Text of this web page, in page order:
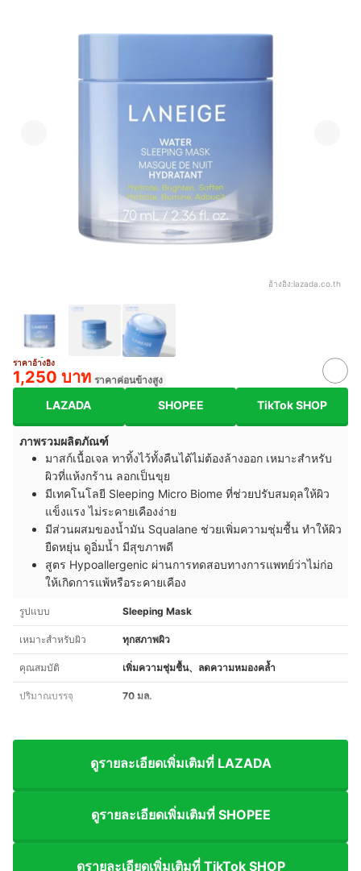
อ้างอิง:lazada.co.th
ราคาอ้างอิง
1,250 บาท ราคาค่อนข้างสูง
LAZADA SHOPEE TikTok SHOP
ภาพรวมผลิตภัณฑ์
มาสก์เนื้อเจล ทาทิ้งไว้ทั้งคืนได้ไม่ต้องล้างออก เหมาะสำหรับ
ผิวที่แห้งกร้าน ลอกเป็นขุย
มีเทคโนโลยี Sleeping Micro Biome ที่ช่วยปรับสมดุลให้ผิว
แข็งแรง ไม่ระคายเคืองง่าย
มีส่วนผสมของน้ำมัน Squalane ช่วยเพิ่มความชุ่มชื้น ทำให้ผิว
ยืดหยุ่น ดูอิ่มน้ำ มีสุขภาพดี
สูตร Hypoallergenic ผ่านการทดสอบทางการแพทย์ว่าไม่ก่อ
ให้เกิดการแพ้หรือระคายเคือง
รูปแบบ Sleeping Mask
เหมาะสำหรับผิว ทุกสภาพผิว
คุณสมบัติ เพิ่มความชุ่มชื้น、ลดความหมองคล้ำ
ปริมาณบรรจุ 70 มล.
ดูรายละเอียดเพิ่มเติมที่ LAZADA
ดูรายละเอียดเพิ่มเติมที่ SHOPEE
ดูรายละเอียดเพิ่มเติมที่ TikTok SHOP